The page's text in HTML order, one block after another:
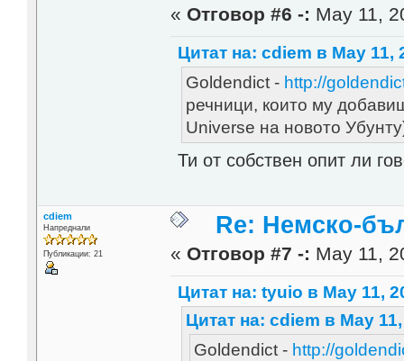
« Отговор #6 -: May 11,
Цитат на: cdiem в May 11,
Goldendict - http://
речници, които му
Universe на новото
Ти от собствен опит ли
cdiem
Напреднали
Публикации: 21
Re: Немско-
« Отговор #7 -: May 11,
Цитат на: tyuio в May 11,
Цитат на: cdiem в May
Goldendict - http://